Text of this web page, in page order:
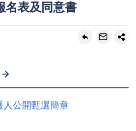
名表及同意書
人公開甄選簡章